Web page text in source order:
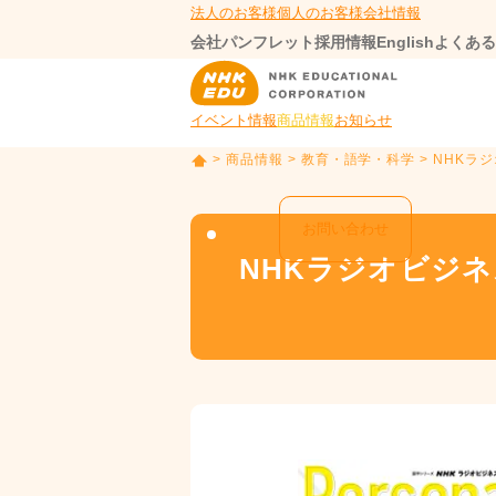
法人のお客様個人のお客様会社情報
会社パンフレット採用情報Englishよくあ
イベント情報商品情報お知らせ
お問い合わせ
P
> 商品情報 > 教育・語学・科学 > NHKラジ
NHKラジオビジ